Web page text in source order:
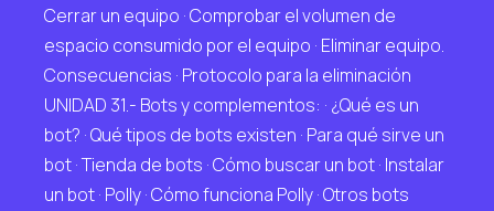
Cerrar un equipo · Comprobar el volumen de
espacio consumido por el equipo · Eliminar equipo.
Consecuencias · Protocolo para la eliminación
UNIDAD 31.- Bots y complementos: · ¿Qué es un
bot? · Qué tipos de bots existen · Para qué sirve un
bot · Tienda de bots · Cómo buscar un bot · Instalar
un bot · Polly · Cómo funciona Polly · Otros bots